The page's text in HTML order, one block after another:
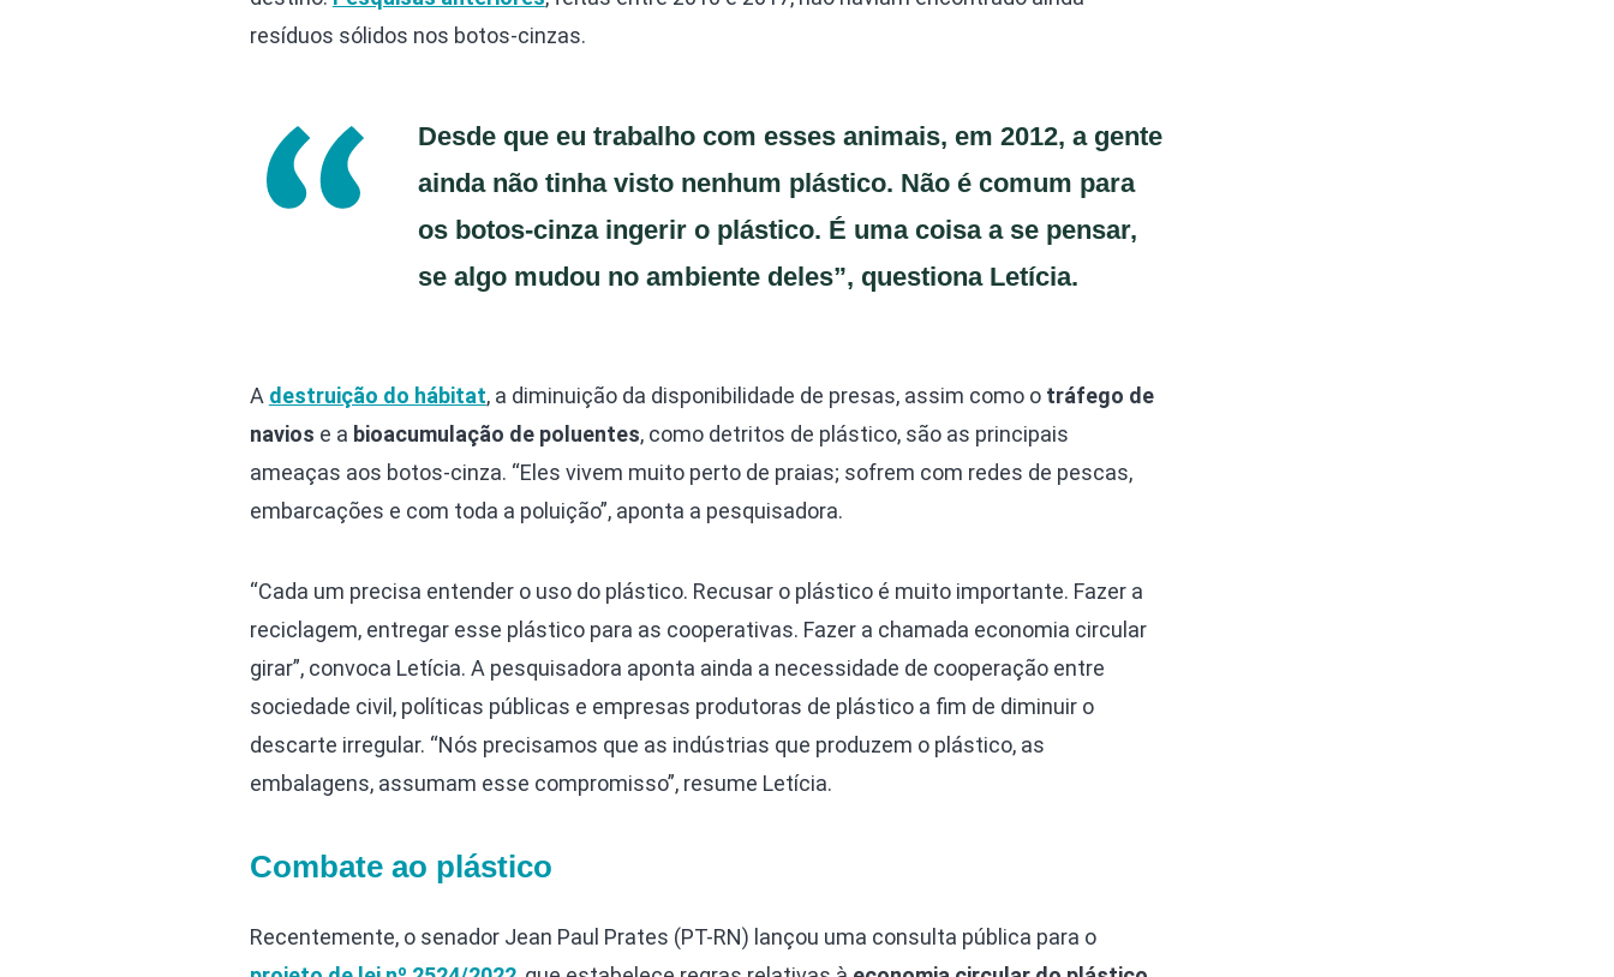
resíduos sólidos nos botos-cinzas.
Desde que eu trabalho com esses animais, em 2012, a gente
ainda não tinha visto nenhum plástico. Não é comum para
os botos-cinza ingerir o plástico. É uma coisa a se pensar,
se algo mudou no ambiente deles”, questiona Letícia.
A destruição do hábitat, a diminuição da disponibilidade de presas, assim como o tráfego de
navios e a bioacumulação de poluentes, como detritos de plástico, são as principais
ameaças aos botos-cinza. “Eles vivem muito perto de praias; sofrem com redes de pescas,
embarcações e com toda a poluição”, aponta a pesquisadora.
“Cada um precisa entender o uso do plástico. Recusar o plástico é muito importante. Fazer a
reciclagem, entregar esse plástico para as cooperativas. Fazer a chamada economia circular
girar”, convoca Letícia. A pesquisadora aponta ainda a necessidade de cooperação entre
sociedade civil, políticas públicas e empresas produtoras de plástico a fim de diminuir o
descarte irregular. “Nós precisamos que as indústrias que produzem o plástico, as
embalagens, assumam esse compromisso”, resume Letícia.
Combate ao plástico
Recentemente, o senador Jean Paul Prates (PT-RN) lançou uma consulta pública para o